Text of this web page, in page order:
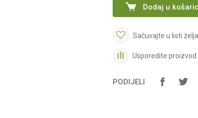
Dodaj u
Sačuvajte u listi želja
Usporedite proizvod
PODIJELI